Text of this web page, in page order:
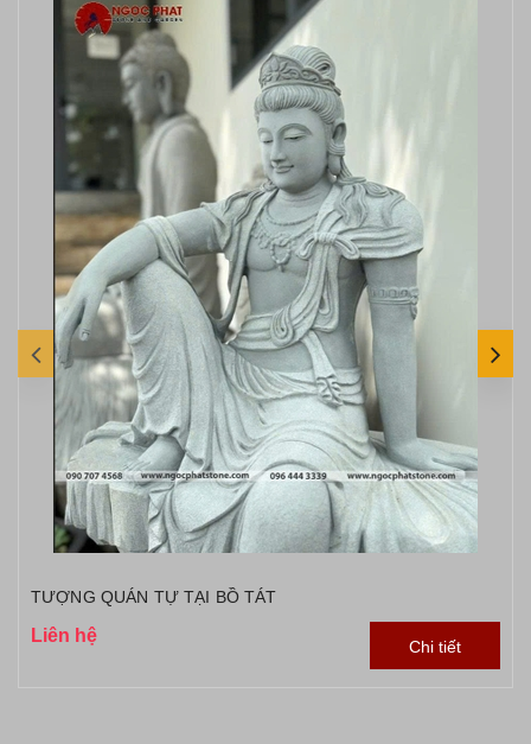
TƯỢNG QUÁN TỰ TẠI BỒ TÁT
Liên hệ
Chi tiết